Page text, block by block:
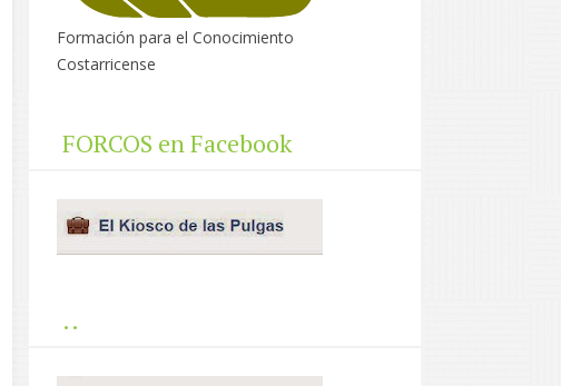
Formación para el Conocimiento
Costarricense
FORCOS en Facebook
..